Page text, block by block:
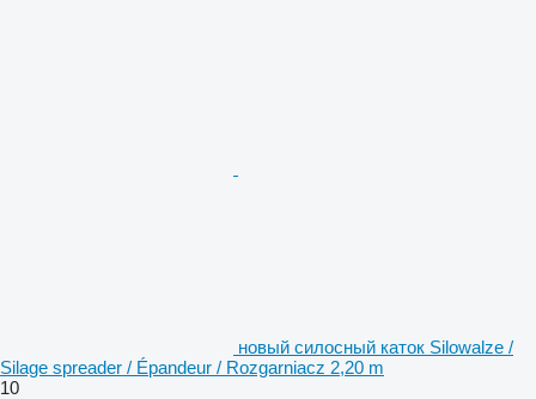
новый силосный каток Silowalze /
Silage spreader / Épandeur / Rozgarniacz 2,20 m
10